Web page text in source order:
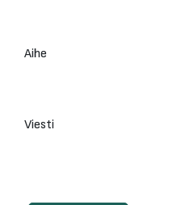
Aihe
Viesti